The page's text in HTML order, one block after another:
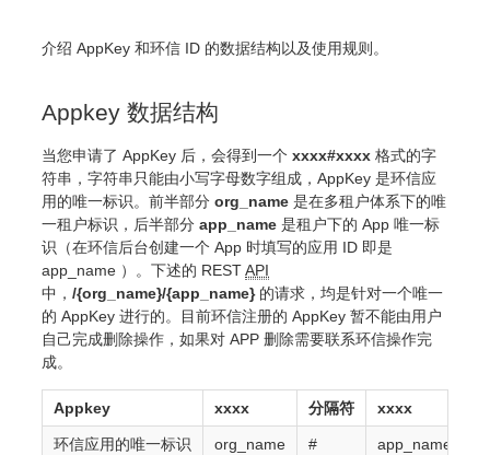
介绍 AppKey 和环信 ID 的数据结构以及使用规则。
Appkey 数据结构
当您申请了 AppKey 后，会得到一个 xxxx#xxxx 格式的字
符串，字符串只能由小写字母数字组成，AppKey 是环信应
用的唯一标识。前半部分 org_name 是在多租户体系下的唯
一租户标识，后半部分 app_name 是租户下的 App 唯一标
识（在环信后台创建一个 App 时填写的应用 ID 即是
app_name ）。下述的 RESTAPI
中， /{org_name}/{app_name}的请求，均是针对一个唯一
的 AppKey 进行的。目前环信注册的 AppKey 暂不能由用户
自己完成删除操作，如果对 APP 删除需要联系环信操作完
成。
Appkey xxxx 分隔符 xxxx
环信应用的唯一标识 org_name # app_name